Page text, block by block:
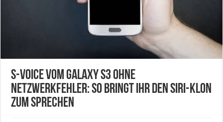
S-Voice vom Galaxy S3 ohne
Netzwerkfehler: So bringt ihr den Siri-Klon
zum Sprechen